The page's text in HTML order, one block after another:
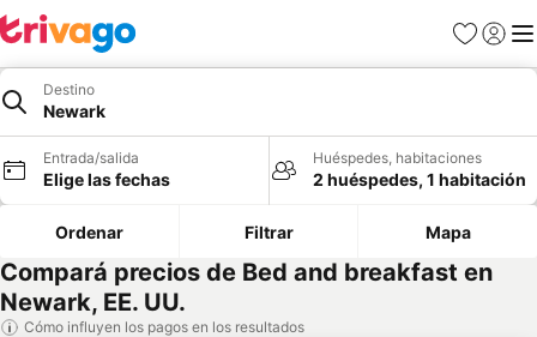
Favoritos
Iniciar
Destino
Newark
Entrada/salida
Elige las fechas
Huéspedes, habitaciones
2 huéspedes, 1 habitación
Ordenar Filtrar Mapa
Compará precios de Bed and breakfast en
Newark, EE. UU.
Cómo influyen los pagos en los resultados